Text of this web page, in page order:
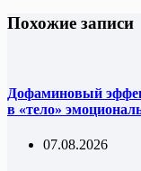
Похожие записи
Дофаминовый
в «тело»
07.08.2026